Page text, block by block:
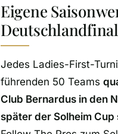
Eigene
Jedes Ladies-First-
führenden 50 Teams
Club Bernardus in den
später der Solheim